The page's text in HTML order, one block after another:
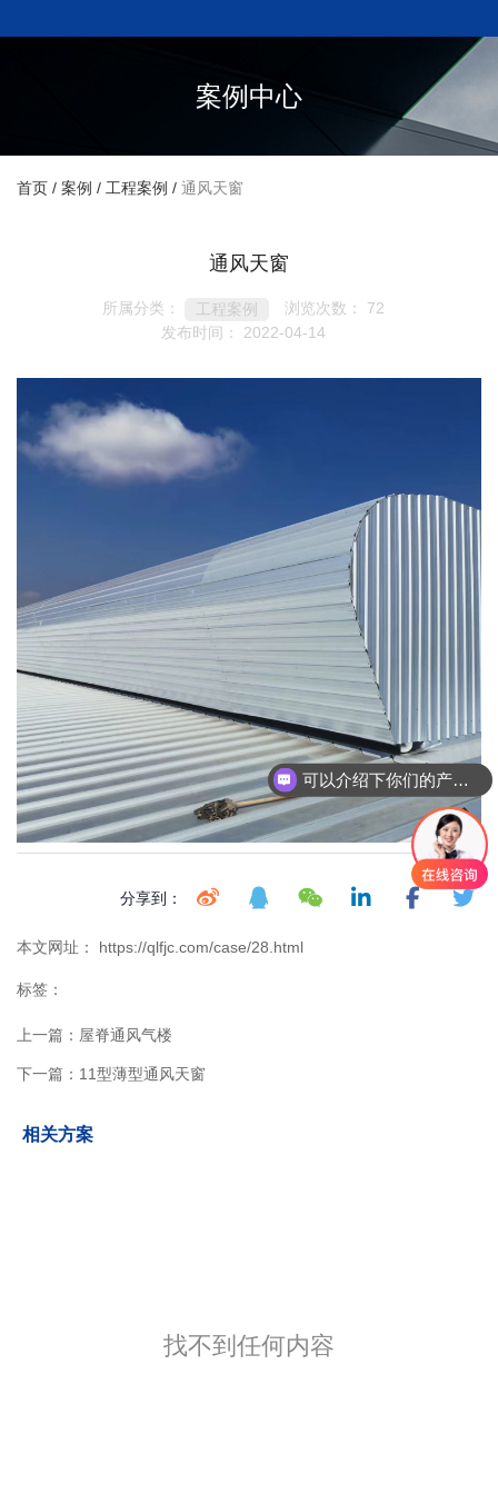
案例中心
首页 / 案例 / 工程案例 / 通风天窗
通风天窗
所属分类： 工程案例 浏览次数： 72
发布时间： 2022-04-14
分享到：
本文网址： https://qlfjc.com/case/28.html
标签：
上一篇： 屋脊通风气楼
下一篇： 11型薄型通风天窗
相关方案
找不到任何内容
可以介绍下你们的产品么